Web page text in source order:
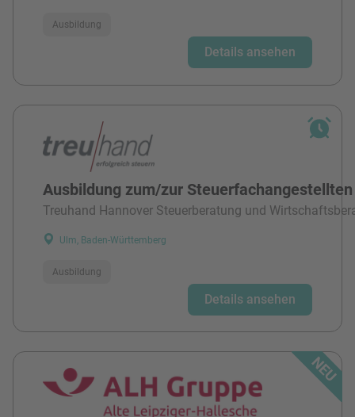
Ausbildung
Details ansehen
Ausbildung zum/zur
Treuhand Hannover Steuerberatung und
Ulm, Baden-Württemberg
Ausbildung
Details ansehen